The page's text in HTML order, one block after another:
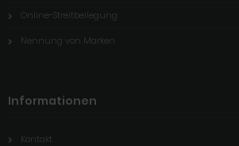
Online-Streitbeilegung
Nennung von Marken
Informationen
Kontakt